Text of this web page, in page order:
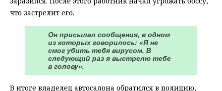
что застрелит его.
Он присылал сообщения, в одном
из которых говорилось: «Я не
смог убить тебя вирусом. В
следующий раз я выстрелю тебе
в голову».
В итоге владелец автосалона обратился в полицию,